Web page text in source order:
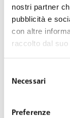
nostri partner
pubblicità e
con altre
raccolto dal
delNecessari
Preferenze